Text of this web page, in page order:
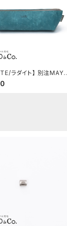
ラダイト】 別注MAYA
トペンケース (ターキー